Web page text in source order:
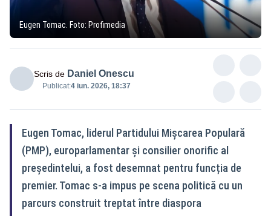
Eugen Tomac. Foto: Profimedia
Scris de Daniel Onescu
Publicat:4 iun. 2026, 18:37
Eugen Tomac, liderul Partidului Mișcarea Populară
(PMP), europarlamentar și consilier onorific al
președintelui, a fost desemnat pentru funcția de
premier. Tomac s-a impus pe scena politică cu un
parcurs construit treptat între diaspora